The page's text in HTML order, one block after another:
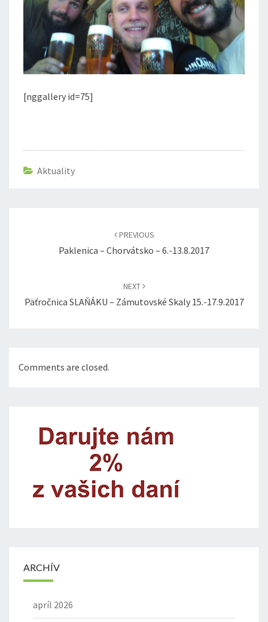
[nggallery id=75]
Aktuality
PREVIOUS
Paklenica – Chorvátsko – 6.-13.8.2017
NEXT
Päťročnica SLAŇÁKU – Zámutovské Skaly 15.-17.9.2017
Comments are closed.
ARCHÍV
apríl 2026